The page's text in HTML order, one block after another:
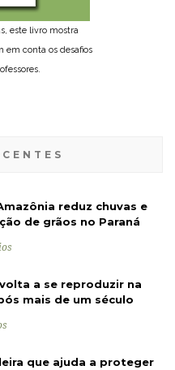
este livro mostra
em conta os desafios
reduz chuvas e
de grãos no Paraná
a se reproduzir na
mais de um século
que ajuda a proteger